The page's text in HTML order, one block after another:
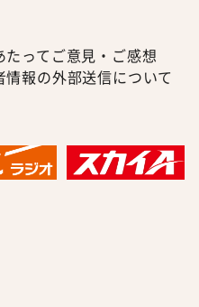
って ご意見・ご感想
情報の外部送信について